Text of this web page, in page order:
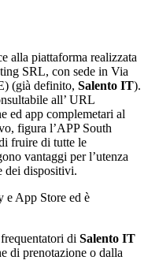
alla piattaforma realizzata
SRL, con sede in Via
(già definito, Salento IT).
all’ URL
ed app complemetari al
figura l’APP South
fruire di tutte le
vantaggi per l’utenza
dei dispositivi.
e App Store ed è
di Salento IT
di prenotazione o dalla